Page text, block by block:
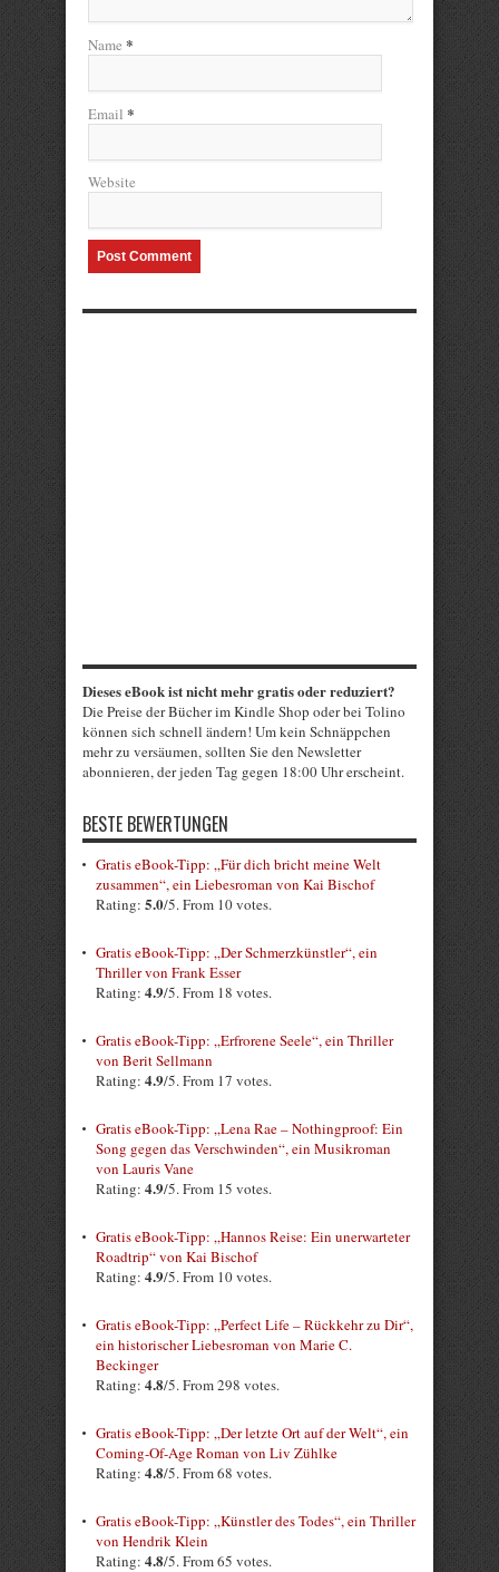
Name *
Email *
Website
Dieses eBook ist nicht mehr gratis oder reduziert?
Die Preise der Bücher im Kindle Shop oder bei Tolino
können sich schnell ändern! Um kein Schnäppchen
mehr zu versäumen, sollten Sie den Newsletter
abonnieren, der jeden Tag gegen 18:00 Uhr erscheint.
BESTE BEWERTUNGEN
Gratis eBook-Tipp: „Für dich bricht meine Welt
zusammen“, ein Liebesroman von Kai Bischof
Rating: 5.0/5. From 10 votes.
Gratis eBook-Tipp: „Der Schmerzkünstler“, ein
Thriller von Frank Esser
Rating: 4.9/5. From 18 votes.
Gratis eBook-Tipp: „Erfrorene Seele“, ein Thriller
von Berit Sellmann
Rating: 4.9/5. From 17 votes.
Gratis eBook-Tipp: „Lena Rae – Nothingproof: Ein
Song gegen das Verschwinden“, ein Musikroman
von Lauris Vane
Rating: 4.9/5. From 15 votes.
Gratis eBook-Tipp: „Hannos Reise: Ein unerwarteter
Roadtrip“ von Kai Bischof
Rating: 4.9/5. From 10 votes.
Gratis eBook-Tipp: „Perfect Life – Rückkehr zu Dir“,
ein historischer Liebesroman von Marie C.
Beckinger
Rating: 4.8/5. From 298 votes.
Gratis eBook-Tipp: „Der letzte Ort auf der Welt“, ein
Coming-Of-Age Roman von Liv Zühlke
Rating: 4.8/5. From 68 votes.
Gratis eBook-Tipp: „Künstler des Todes“, ein Thriller
von Hendrik Klein
Rating: 4.8/5. From 65 votes.